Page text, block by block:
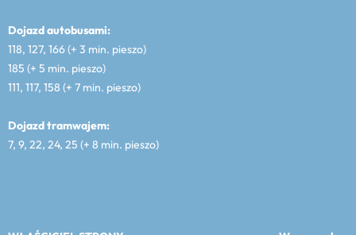
Dojazd autobusami:
118, 127, 166 (+ 3 min. pieszo)
185 (+ 5 min. pieszo)
111, 117, 158 (+ 7 min. pieszo)
Dojazd tramwajem:
7, 9, 22, 24, 25 (+ 8 min. pieszo)